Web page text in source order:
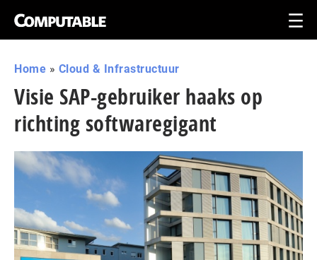
Home » Cloud & Infrastructuur
Visie SAP-gebruiker haaks op
richting softwaregigant